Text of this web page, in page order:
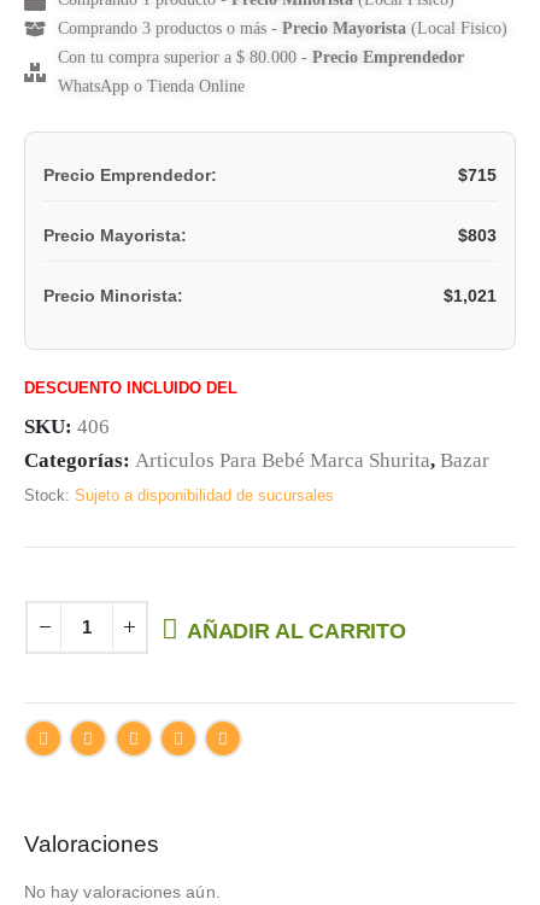
Comprando 3 productos o más - Precio Mayorista (Local Fisico)
Con tu compra superior a $ 80.000 - Precio Emprendedor
WhatsApp o Tienda Online
Precio Emprendedor: $715
Precio Mayorista: $803
Precio Minorista: $1,021
DESCUENTO INCLUIDO DEL
SKU: 406
Categorías: Articulos Para Bebé Marca Shurita, Bazar
Stock: Sujeto a disponibilidad de sucursales
AÑADIR AL CARRITO
Valoraciones
No hay valoraciones aún.